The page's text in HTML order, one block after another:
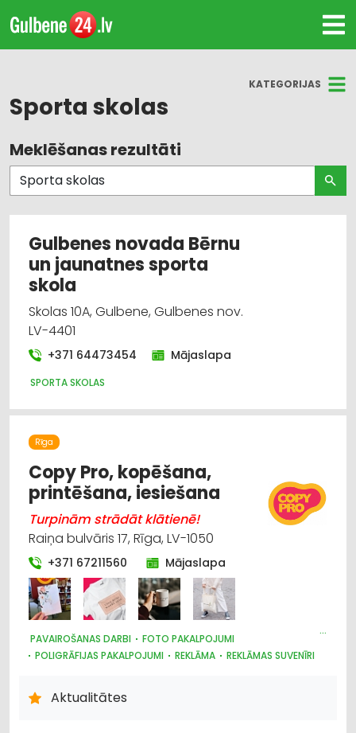
KATEGORIJAS
Sporta skolas
Visas nozares
Bērnudārzi, bērnu pieskatīšana
Apgaismes tehnikas vairumtirdzniecība
Bērnu preču vairumtirdzniecība
Bērnu un jauniešu brīvā laika organizēšana,
Elektrotehnisko iekārtu un elektromateriālu
tirdzniecība
Elektrotehnisko iekārtu un elektromateriālu
vairumtirdzniecība
Foto pakalpojumi
Hidrauliskās un pneimatiskās ierīces
Meklēšanas rezultāti
Gulbenes novada Bērnu
un jaunatnes sporta
skola
Skolas 10A, Gulbene, Gulbenes nov.
LV-4401
+371 64473454 Mājaslapa
SPORTA SKOLAS
Rīga
Copy Pro, kopēšana,
printēšana, iesiešana
Turpinām strādāt klātienē!
Raiņa bulvāris 17, Rīga, LV-1050
+371 67211560 Mājaslapa
PAVAIROŠANAS DARBI
FOTO PAKALPOJUMI
POLIGRĀFIJAS PAKALPOJUMI
REKLĀMA
REKLĀMAS SUVENĪRI
PAVAIROŠANAS TEHNIKA
Aktualitātes